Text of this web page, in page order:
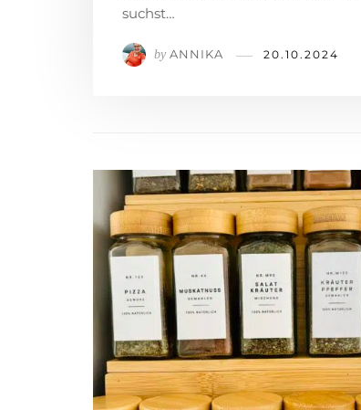
suchst…
by ANNIKA 20.10.2024